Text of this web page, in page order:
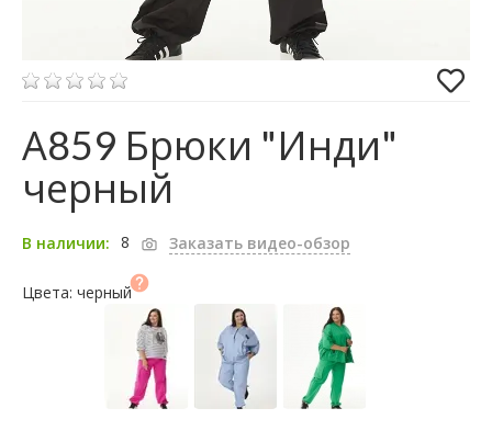
А859 Брюки "Инди"
черный
В наличии: 8 Заказать видео-обзор
Цвета: черный